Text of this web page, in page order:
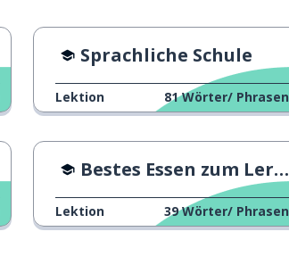
Sprachliche Schule
Lektion 81 Wörter/ Phrasen
Bestes Essen zum Lernen
Lektion 39 Wörter/ Phrasen